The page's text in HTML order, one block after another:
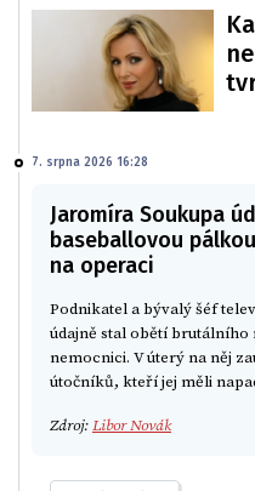
7. srpna 2026 16:28
Jaromíra Soukupa
baseballovou
na operaci
Podnikatel a bývalý šéf
údajně stal obětí brutálního
nemocnici. V úterý na něj
útočníků, kteří jej měli
Zdroj:Libor Novák